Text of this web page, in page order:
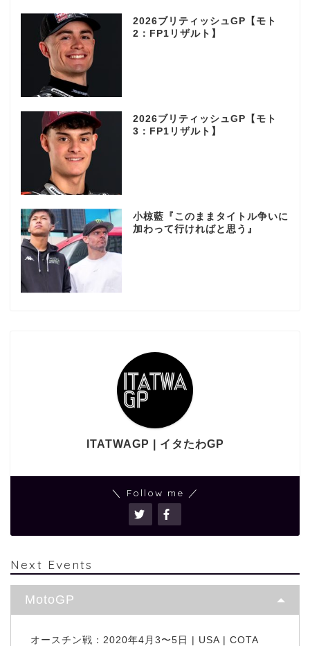
2026ブリティッシュGP【モト
2：FP1リザルト】
2026ブリティッシュGP【モト
3：FP1リザルト】
小椋藍『このままタイトル争いに
加わって行ければと思う』
ITATWAGP | イタたわGP
＼ Follow me ／
Next Events
MotoGP
オースチン戦：2020年4月3〜5日 | USA | COTA